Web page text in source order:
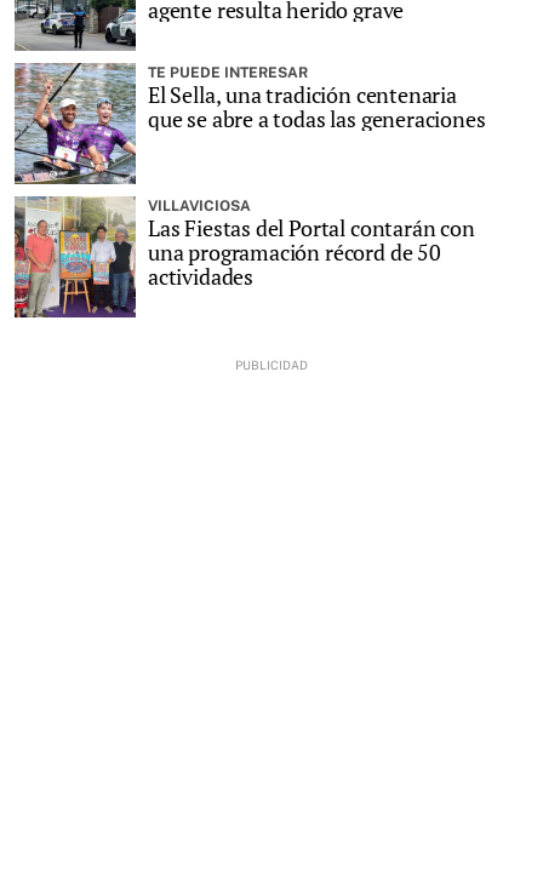
agente resulta herido grave
TE PUEDE INTERESAR
El Sella, una tradición centenaria
que se abre a todas las generaciones
VILLAVICIOSA
Las Fiestas del Portal contarán con
una programación récord de 50
actividades